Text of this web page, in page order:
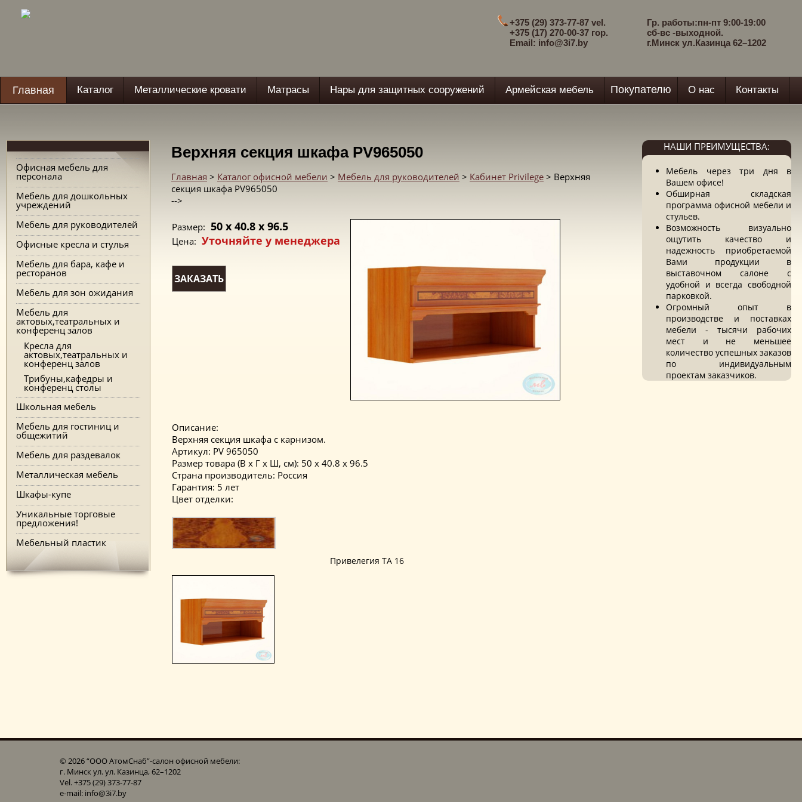
Гр. работы:пн-пт 9:00-19:00
сб-вс -выходной.
г.Минск ул.Казинца 62–1202
+375 (29) 373-77-87 vel.
+375 (17) 270-00-37 гор.
Email: info@3i7.by
Главная Каталог Металлические кровати Матрасы Нары для защитных сооружений Армейская мебель Покупателю О нас Контакты
Офисная мебель для
персонала
Мебель для дошкольных
учреждений
Мебель для руководителей
Офисные кресла и стулья
Мебель для бара, кафе и
ресторанов
Мебель для зон ожидания
Мебель для
актовых,театральных и
конференц залов
Кресла для
актовых,театральных и
конференц залов
Трибуны,кафедры и
конференц столы
Школьная мебель
Мебель для гостиниц и
общежитий
Мебель для раздевалок
Металлическая мебель
Шкафы-купе
Уникальные торговые
предложения!
Мебельный пластик
Верхняя секция шкафа PV965050
Главная > Каталог офисной мебели > Мебель для руководителей > Кабинет Privilege > Верхняя
секция шкафа PV965050
-->
Размер: 50 x 40.8 x 96.5
Цена: Уточняйте у менеджера
ЗАКАЗАТЬ
Описание:
Верхняя секция шкафа с карнизом.
Артикул: PV 965050
Размер товара (В x Г x Ш, см): 50 x 40.8 x 96.5
Страна производитель: Россия
Гарантия: 5 лет
Цвет отделки:
Привелегия TA 16
НАШИ ПРЕИМУЩЕСТВА:
Мебель через три дня в
Вашем офисе!
Обширная складская
программа офисной мебели и
стульев.
Возможность визуально
ощутить качество и
надежность приобретаемой
Вами продукции в
выставочном салоне с
удобной и всегда свободной
парковкой.
Огромный опыт в
производстве и поставках
мебели - тысячи рабочих
мест и не меньшее
количество успешных заказов
по индивидуальным
проектам заказчиков.
© 2026 “ООО АтомСнаб”-cалон офисной мебели:
г. Минск ул. ул. Казинца, 62–1202
Vel. +375 (29) 373-77-87
e-mail: info@3i7.by